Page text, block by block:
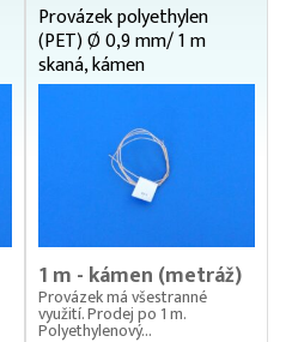
Provázek polyethylen
(PET) Ø 0,9 mm/ 1 m
skaná, kámen
1 m - kámen (metráž)
Provázek má všestranné
využití. Prodej po 1 m.
Polyethylenový...